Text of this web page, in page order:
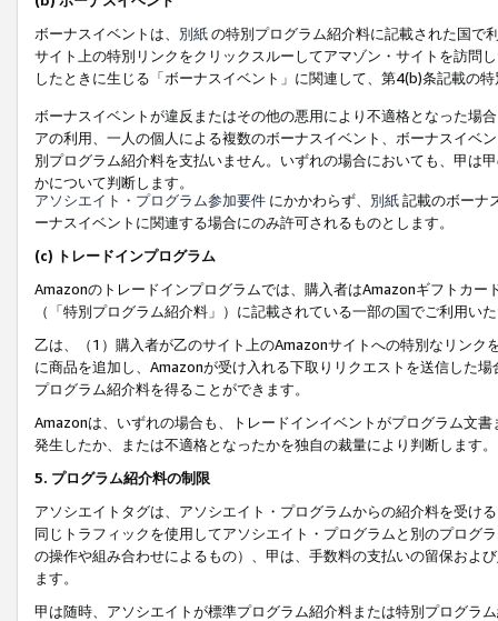
ボーナスイベントは、 別紙の特別プログラム紹介料に記載された国で
サイト上の特別リンクをクリックスルーしてアマゾン・サイトを訪問
したときに生じる「ボーナスイベント」に関連して、第4(b)条記載の
ボーナスイベントが違反またはその他の悪用により不適格となった場
アの利用、一人の個人による複数のボーナスイベント、ボーナスイベ
別プログラム紹介料を支払いません。いずれの場合においても、甲は
かについて判断します。
アソシエイト・プログラム参加要件 にかかわらず、 別紙記載のボーナ
ーナスイベントに関連する場合にのみ許可されるものとします。
(c) トレードインプログラム
Amazonのトレードインプログラムでは、購入者はAmazonギフトカ
（「特別プログラム紹介料」）に記載されている一部の国でご利用い
乙は、（1）購入者が乙のサイト上のAmazonサイトへの特別なリン
に商品を追加し、Amazonが受け入れる下取りリクエストを送信した
プログラム紹介料を得ることができます。
Amazonは、いずれの場合も、トレードインイベントがプログラム文
発生したか、または不適格となったかを独自の裁量により判断します。
5. プログラム紹介料の制限
アソシエイトタグは、アソシエイト・プログラムからの紹介料を受け
同じトラフィックを使用してアソシエイト・プログラムと別のプログ
の操作や組み合わせによるもの）、甲は、手数料の支払いの留保およ
ます。
甲は随時、アソシエイトが標準プログラム紹介料または特別プログラ